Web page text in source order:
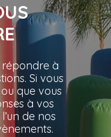
à
Si vous
que vous
à vos
de nos